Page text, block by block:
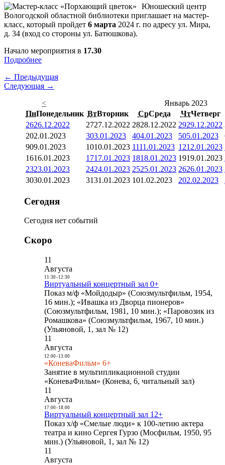
Юношеский центр
Вологодской областной библиотеки приглашает на мастер-
класс, который пройдет 6 марта 2024 г. по адресу ул. Мира,
д. 34 (вход со стороны ул. Батюшкова).
Начало мероприятия в 17.30
Подробнее
← Предыдущая
Следующая →
<
Январь 2023
ПнПонедельник ВтВторник СрСреда ЧтЧетверг
2626.12.2022 2727.12.2022 2828.12.2022 2929.12.2022
202.01.2023 303.01.2023 404.01.2023 505.01.2023
909.01.2023 1010.01.2023 1111.01.2023 1212.01.2023
1616.01.2023 1717.01.2023 1818.01.2023 1919.01.2023
2323.01.2023 2424.01.2023 2525.01.2023 2626.01.2023
3030.01.2023 3131.01.2023 101.02.2023 202.02.2023
Сегодня
Сегодня нет событий
Скоро
11
Августа
11:30- 12:30
Виртуальный концертный зал 0+
Показ м/ф «Мойдодыр» (Союзмультфильм, 1954,
16 мин.); «Ивашка из Дворца пионеров»
(Союзмультфильм, 1981, 10 мин.); «Паровозик из
Ромашкова» (Союзмультфильм, 1967, 10 мин.)
(Ульяновой, 1, зал № 12)
11
Августа
12:00- 13:00
«КоневаФильм» 6+
Занятие в мультипликационной студии
«КоневаФильм» (Конева, 6, читальный зал)
11
Августа
17:00- 18:00
Виртуальный концертный зал 12+
Показ х/ф «Смелые люди» к 100-летию актера
театра и кино Сергея Гурзо (Мосфильм, 1950, 95
мин.) (Ульяновой, 1, зал № 12)
11
Августа